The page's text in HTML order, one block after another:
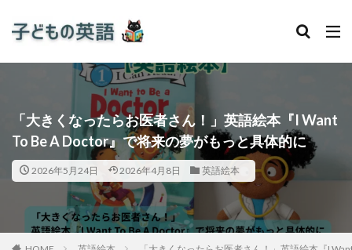
「大きくなったらお医者さん！」英語絵本『I Want
To Be A Doctor』で将来の夢がもっと具体的に
2026年5月24日 2026年4月8日 英語絵本